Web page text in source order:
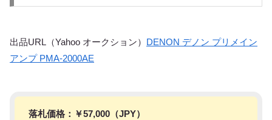
出品URL（Yahoo オークション） DENON デノン プリメイン
アンプ PMA-2000AE
落札価格：￥57,000（JPY）